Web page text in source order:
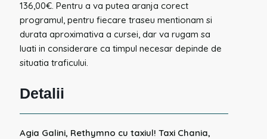
136,00€. Pentru a va putea aranja corect
programul, pentru fiecare traseu mentionam si
durata aproximativa a cursei, dar va rugam sa
luati in considerare ca timpul necesar depinde de
situatia traficului.
Detalii
Agia Galini, Rethymno cu taxiul! Taxi Chania,